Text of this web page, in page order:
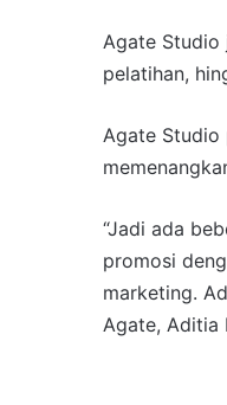
Agate Studio
pelatihan,
Agate Studio
“Jadi ada
promosi
marketing.
Agate, Aditia